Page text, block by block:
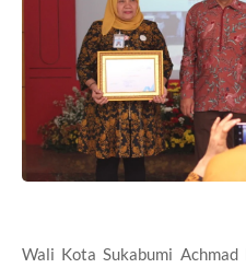
Wali Kota Sukabumi Achmad